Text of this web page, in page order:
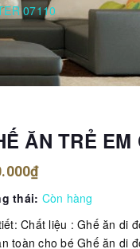
07110
ĂN TRẺ EM
thái: Còn hàng
Chất liệu : Ghế ăn di
toàn cho bé Ghế ăn di